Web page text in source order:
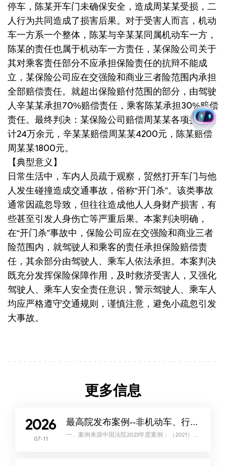
停车，陈某开车门未确保安全，造成周某某受损，二
人行为共同造成了损害后果。对于受害人而言，机动
车一方系一个整体，陈某与辛某某同属机动车一方，
陈某的责任也属于机动车一方责任，某保险公司关于
其对乘客责任部分不应承担保险责任的抗辩不能成
立，某保险公司应在交强险和商业三者险范围内承担
全部赔偿责任。就超出保险赔付范围的部分，由驾驶
人辛某某承担70%赔偿责任，乘客陈某承担30%赔偿
责任。最终判决：某保险公司赔偿周某某各项损失共
计24万余元，辛某某赔偿周某某4200元，陈某赔偿
周某某1800元。
【典型意义】
日常生活中，车内人员疏于观察，贸然打开车门与他
人发生碰撞造成交通事故，俗称“开门杀”。该类事故
通常因疏忽导致，但往往造成他人人身财产损害，有
些甚至引发人身伤亡等严重后果。本案判决明确，
在“开门杀”事故中，保险公司应在交强险和商业三者
险范围内，就驾驶人和乘客的责任承担保险赔偿责
任，其余部分由驾驶人、乘车人依法承担。本案判决
既充分发挥保险保障作用，及时救济受害人，又强化
驾驶人、乘车人安全责任意识，警示驾驶人、乘车人
均应严格遵守交通规则，谨慎注意，避免小疏忽引发
大事故。
更多信息
2026
07-11
最高院发布案例--非机动车、行人是否需要承担机动车车损的赔偿责任
一、案例来源中国法院2023年度案例：（2021）苏
1311民初935号民事判决书二、事故经过2020年12